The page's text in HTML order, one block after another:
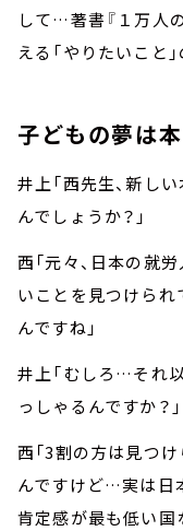
して…著書『１万人
える「やりたいこと
子どもの夢は
井上「西先生、新し
んでしょうか？」
西「元々、日本の就
いことを見つけら
んですね」
井上「むしろ…それ
っしゃるんですか？」
西「3割の方は見つ
んですけど…実は日
肯定感が最も低い国